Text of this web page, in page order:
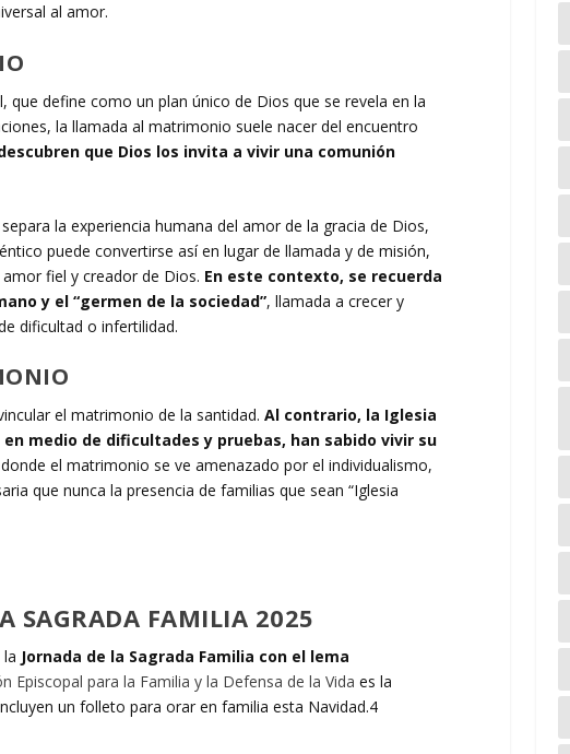
al amor.
define como un plan único de Dios que se revela en la
la llamada al matrimonio suele nacer del encuentro
que Dios los invita a vivir una comunión
la experiencia humana del amor de la gracia de Dios,
puede convertirse así en lugar de llamada y de misión,
fiel y creador de Dios. En este contexto, se recuerda
y el “germen de la sociedad”, llamada a crecer y
dificultad o infertilidad.
el matrimonio de la santidad.Al contrario, la Iglesia
medio de dificultades y pruebas, han sabido vivir su
el matrimonio se ve amenazado por el individualismo,
que nunca la presencia de familias que sean “Iglesia
SAGRADA FAMILIA 2025
la Jornada de la Sagrada Familia con el lema
Episcopal para la Familia y la Defensa de la Vida es la
un folleto para orar en familia esta Navidad.4